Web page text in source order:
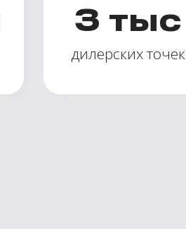
3 тыс
дилерских точек